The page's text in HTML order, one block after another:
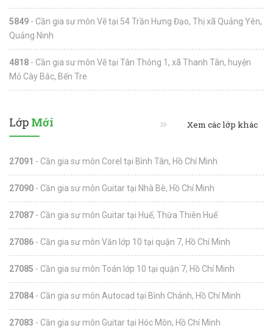
5849 - Cần gia sư môn Vẽ tại 54 Trần Hưng Đạo, Thị xã Quảng Yên,
Quảng Ninh
4818 - Cần gia sư môn Vẽ tại Tân Thông 1, xã Thanh Tân, huyện
Mỏ Cày Bắc, Bến Tre
Lớp Mới Xem các lớp khác
27091 - Cần gia sư môn Corel tại Bình Tân, Hồ Chí Minh
27090 - Cần gia sư môn Guitar tại Nhà Bè, Hồ Chí Minh
27087 - Cần gia sư môn Guitar tại Huế, Thừa Thiên Huế
27086 - Cần gia sư môn Văn lớp 10 tại quận 7, Hồ Chí Minh
27085 - Cần gia sư môn Toán lớp 10 tại quận 7, Hồ Chí Minh
27084 - Cần gia sư môn Autocad tại Bình Chánh, Hồ Chí Minh
27083 - Cần gia sư môn Guitar tại Hóc Môn, Hồ Chí Minh